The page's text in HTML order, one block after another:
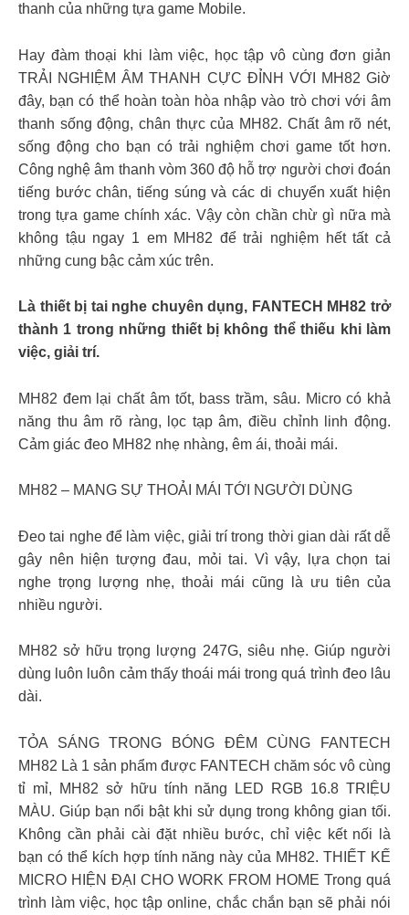
thanh của những tựa game Mobile.
Hay đàm thoại khi làm việc, học tập vô cùng đơn giản
TRẢI NGHIỆM ÂM THANH CỰC ĐỈNH VỚI MH82 Giờ
đây, bạn có thể hoàn toàn hòa nhập vào trò chơi với âm
thanh sống động, chân thực của MH82. Chất âm rõ nét,
sống động cho bạn có trải nghiệm chơi game tốt hơn.
Công nghệ âm thanh vòm 360 độ hỗ trợ người chơi đoán
tiếng bước chân, tiếng súng và các di chuyển xuất hiện
trong tựa game chính xác. Vậy còn chần chừ gì nữa mà
không tậu ngay 1 em MH82 để trải nghiệm hết tất cả
những cung bậc cảm xúc trên.
Là thiết bị tai nghe chuyên dụng, FANTECH MH82 trở
thành 1 trong những thiết bị không thể thiếu khi làm
việc, giải trí.
MH82 đem lại chất âm tốt, bass trầm, sâu. Micro có khả
năng thu âm rõ ràng, lọc tạp âm, điều chỉnh linh động.
Cảm giác đeo MH82 nhẹ nhàng, êm ái, thoải mái.
MH82 – MANG SỰ THOẢI MÁI TỚI NGƯỜI DÙNG
Đeo tai nghe để làm việc, giải trí trong thời gian dài rất dễ
gây nên hiện tượng đau, mỏi tai. Vì vậy, lựa chọn tai
nghe trọng lượng nhẹ, thoải mái cũng là ưu tiên của
nhiều người.
MH82 sở hữu trọng lượng 247G, siêu nhẹ. Giúp người
dùng luôn luôn cảm thấy thoái mái trong quá trình đeo lâu
dài.
TỎA SÁNG TRONG BÓNG ĐÊM CÙNG FANTECH
MH82 Là 1 sản phẩm được FANTECH chăm sóc vô cùng
tỉ mỉ, MH82 sở hữu tính năng LED RGB 16.8 TRIỆU
MÀU. Giúp bạn nổi bật khi sử dụng trong không gian tối.
Không cần phải cài đặt nhiều bước, chỉ việc kết nối là
bạn có thể kích hợp tính năng này của MH82. THIẾT KẾ
MICRO HIỆN ĐẠI CHO WORK FROM HOME Trong quá
trình làm việc, học tập online, chắc chắn bạn sẽ phải nói